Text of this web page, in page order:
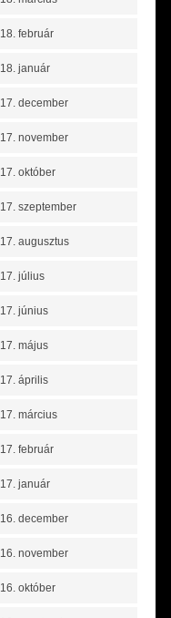
február
január
december
november
október
szeptember
augusztus
július
június
május
április
március
február
január
december
november
október